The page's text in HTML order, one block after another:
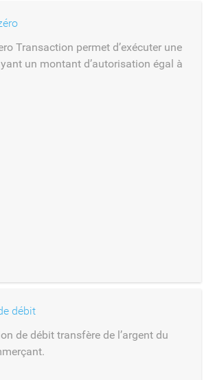
Transaction permet d’exécuter une
un montant d’autorisation égal à
débit
de débit transfère de l’argent du